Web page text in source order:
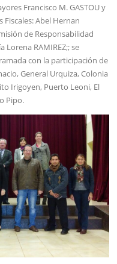
Francisco M. GASTOU y
Fiscales: Abel Hernan
de Responsabilidad
Lorena RAMIREZ;; se
con la participación de
General Urquiza, Colonia
Irigoyen, Puerto Leoni, El
Pipo.